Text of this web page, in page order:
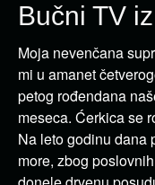
Bučni TV
Moja nevenčana
mi u amanet
petog rođendana
meseca. Ćerkica se
Na leto godinu dana
more, zbog